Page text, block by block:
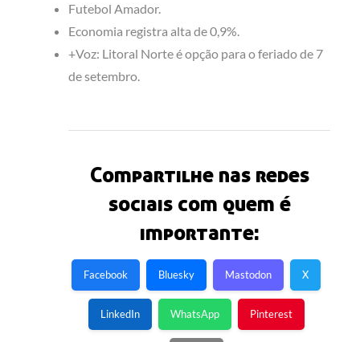
Futebol Amador.
Economia registra alta de 0,9%.
+Voz: Litoral Norte é opção para o feriado de 7
de setembro.
Compartilhe nas redes
sociais com quem é
importante:
Facebook Bluesky Mastodon X
LinkedIn WhatsApp Pinterest